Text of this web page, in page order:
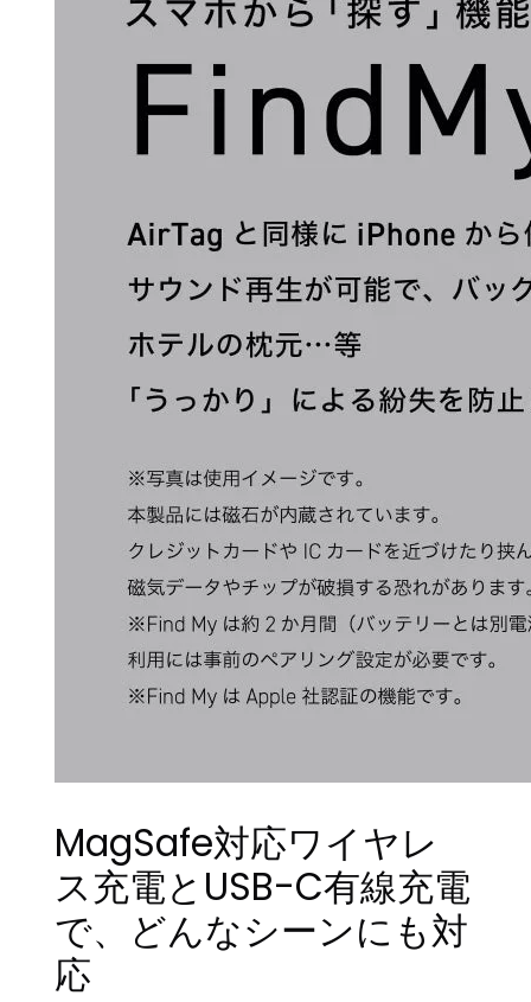
MagSafe対応ワイヤレ
ス充電とUSB-C有線充電
で、どんなシーンにも対
応